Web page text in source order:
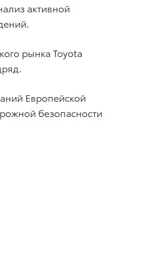
активной
рынка Toyota
Европейской
безопасности